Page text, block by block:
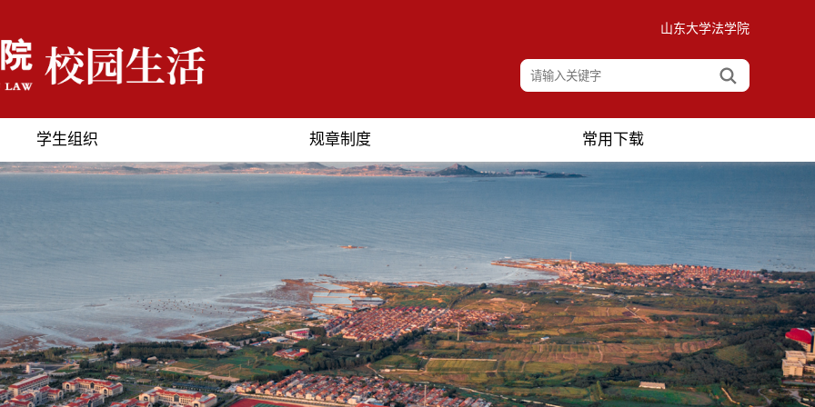
山东大学法学院
学生组织 规章制度 常用下载